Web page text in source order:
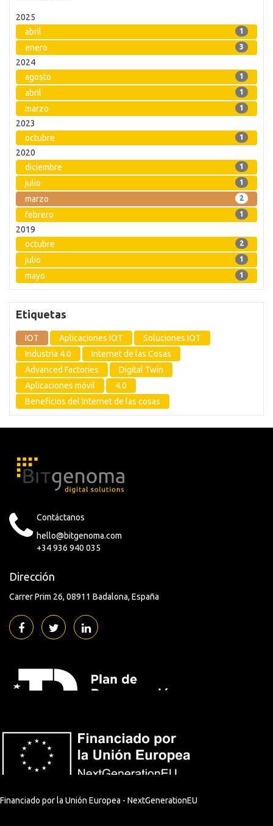
2025
abril
1
enero 3
2024
agosto
1
abril 1
marzo 1
2023
octubre
1
2020
diciembre
1
julio 1
marzo 2
febrero 1
2019
octubre
2
julio 1
mayo 1
Etiquetas
IOT Aplicaciones IOT
Soluciones IOT
Industria 4.0
Internet de las Cosas
Advanced Factories
Digital Twin
Aplicaciones móvil
4.0
Beneficios del Internet de las cosas
Contáctanos
hello@bitgenoma.com
+34 936 940 035
Dirección
Carrer Prim 26 08911 Badalona España
Financiado por la Unión Europea - NextGenerationEU